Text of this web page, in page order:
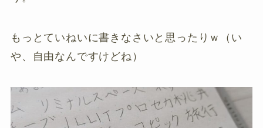
もっとていねいに書きなさいと思ったりｗ（い
や、自由なんですけどね）